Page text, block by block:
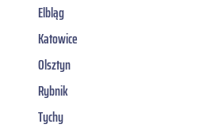
Elbląg
Katowice
Olsztyn
Rybnik
Tychy